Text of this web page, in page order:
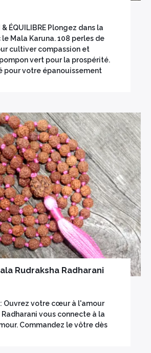
& ÉQUILIBRE Plongez dans la
Mala Karuna. 108 perles de
cultiver compassion et
vert pour la prospérité.
pour votre épanouissement
Rudraksha Radharani
Ouvrez votre cœur à l'amour
Radharani vous connecte à la
Commandez le vôtre dès